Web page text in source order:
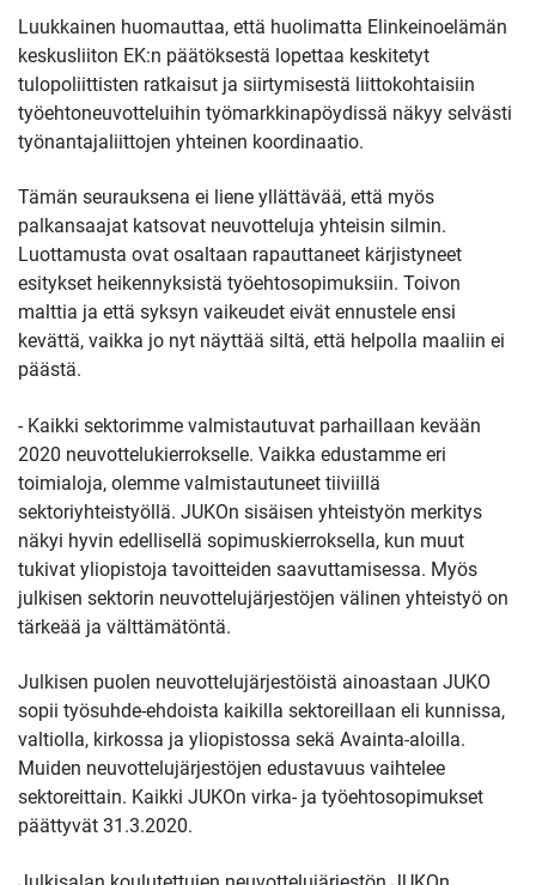
Luukkainen huomauttaa, että huolimatta Elinkeinoelämän
keskusliiton EK:n päätöksestä lopettaa keskitetyt
tulopoliittisten ratkaisut ja siirtymisestä liittokohtaisiin
työehtoneuvotteluihin työmarkkinapöydissä näkyy selvästi
työnantajaliittojen yhteinen koordinaatio.
Tämän seurauksena ei liene yllättävää, että myös
palkansaajat katsovat neuvotteluja yhteisin silmin.
Luottamusta ovat osaltaan rapauttaneet kärjistyneet
esitykset heikennyksistä työehtosopimuksiin. Toivon
malttia ja että syksyn vaikeudet eivät ennustele ensi
kevättä, vaikka jo nyt näyttää siltä, että helpolla maaliin ei
päästä.
- Kaikki sektorimme valmistautuvat parhaillaan kevään
2020 neuvottelukierrokselle. Vaikka edustamme eri
toimialoja, olemme valmistautuneet tiiviillä
sektoriyhteistyöllä. JUKOn sisäisen yhteistyön merkitys
näkyi hyvin edellisellä sopimuskierroksella, kun muut
tukivat yliopistoja tavoitteiden saavuttamisessa. Myös
julkisen sektorin neuvottelujärjestöjen välinen yhteistyö on
tärkeää ja välttämätöntä.
Julkisen puolen neuvottelujärjestöistä ainoastaan JUKO
sopii työsuhde-ehdoista kaikilla sektoreillaan eli kunnissa,
valtiolla, kirkossa ja yliopistossa sekä Avainta-aloilla.
Muiden neuvottelujärjestöjen edustavuus vaihtelee
sektoreittain. Kaikki JUKOn virka- ja työehtosopimukset
päättyvät 31.3.2020.